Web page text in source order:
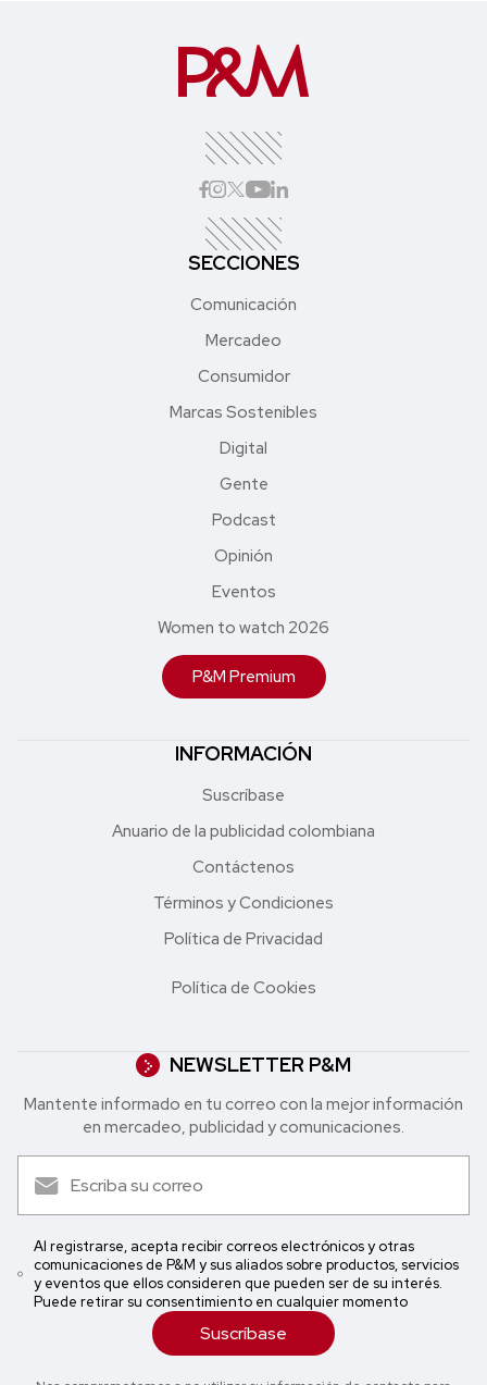
SECCIONES
Comunicación
Mercadeo
Consumidor
Marcas Sostenibles
Digital
Gente
Podcast
Opinión
Eventos
Women to watch 2026
P&M Premium
INFORMACIÓN
Suscríbase
Anuario de la publicidad colombiana
Contáctenos
Términos y Condiciones
Política de Privacidad
Política de Cookies
NEWSLETTER P&M
Mantente informado en tu correo con la mejor in formación
en mercadeo, publicidad y comunicaciones.
Al registrarse, acepta recibir correos electrónicos y otras
comunicaciones de P&M y sus aliados sobre productos, servicios
y eventos que ellos consideren que pueden ser de su interés.
Puede retirar su consentimiento en cualquier momento
Suscríbase